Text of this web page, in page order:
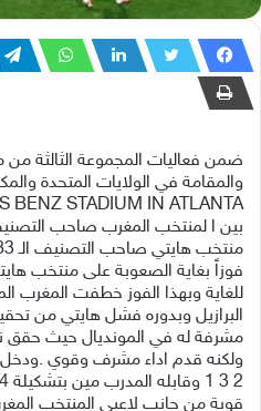
والمقامة في الولايات المتحدة
بين ا لمنتخب المغرب صاحب
للغاية وبهذا الفوز خطفت المغرب
البرازيل وبدوره فشل هايتي من
مشرفة له في المونديال حيث حقق
قوية من جانب لاعبي المنتخب